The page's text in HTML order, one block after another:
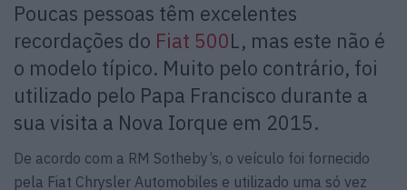
Poucas pessoas têm excelentes
recordações do Fiat 500L, mas este não é
o modelo típico. Muito pelo contrário, foi
utilizado pelo Papa Francisco durante a
sua visita a Nova Iorque em 2015.
De acordo com a RM Sotheby’s, o veículo foi fornecido
pela Fiat Chrysler Automobiles e utilizado uma só vez